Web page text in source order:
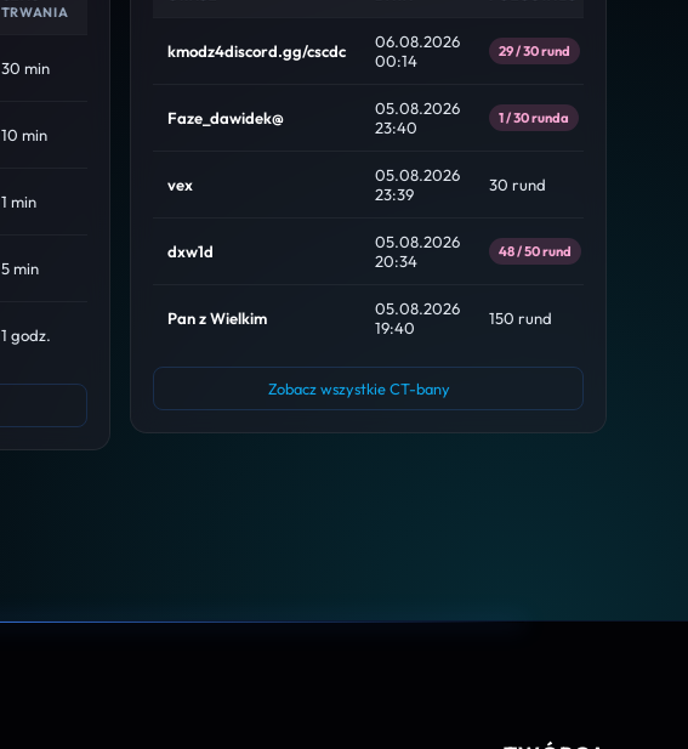
TRWANIA
30 min
10 min
1 min
5 min
1 godz.
kmodz4discord.gg/cscdc
06.08.2026
00:14
29 / 30 rund
Faze_dawidek@
05.08.2026
23:40
1 / 30 runda
vex
05.08.2026
23:39
30 rund
dxw1d
05.08.2026
20:34
48 / 50 rund
Pan z Wielkim
05.08.2026
19:40
150 rund
Zobacz wszystkie CT-bany